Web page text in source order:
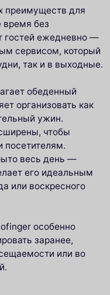
преимуществ для
время без
гостей ежедневно —
сервисом, который
так и в выходные.
обеденный
организовать как
ужин.
чтобы
посетителям.
весь день —
его идеальным
или воскресного
особенно
заранее,
или во